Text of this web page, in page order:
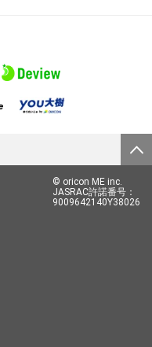
© oricon ME inc.
JASRAC許諾番号：
9009642140Y38026